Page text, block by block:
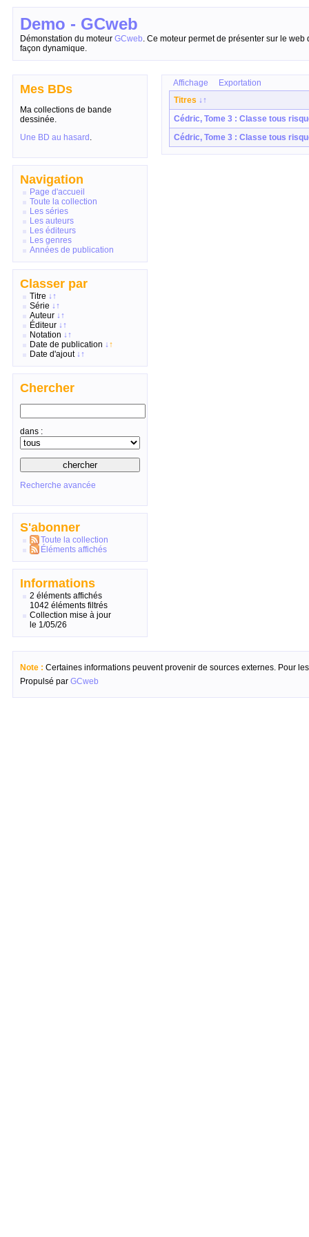
Demo - GCweb
Démonstation du moteur GCweb. Ce moteur permet de présenter sur le
façon dynamique.
Mes BDs
Ma collections de bande
dessinée.
Une BD au hasard .
Navigation
Page d'accueil
Toute la collection
Les séries
Les auteurs
Les éditeurs
Les genres
Années de publication
Classer par
Titre ↓↑
Série ↓↑
Auteur ↓↑
Éditeur ↓↑
Notation ↓↑
Date de publication ↓↑
Date d'ajout ↓↑
Chercher
dans :
Recherche avancée
S'abonner
Toute la collection
Éléments affichés
Informations
2 éléments affichés
1042 éléments filtrés
Collection mise à jour
le 1/05/26
Affichage
Exportation
Titres ↓↑
Cédric, Tome 3 : Classe tous
Cédric, Tome 3 : Classe tous
Note : Certaines informations peuvent provenir de sources externes. Pour
Propulsé par GCweb